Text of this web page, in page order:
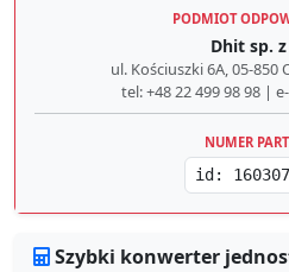
PODMIOT
Dhit sp.
ul. Kościuszki 6A, 05-
tel: +48 22 499 98 98 |
NUMER
id:
Szybki konwerter